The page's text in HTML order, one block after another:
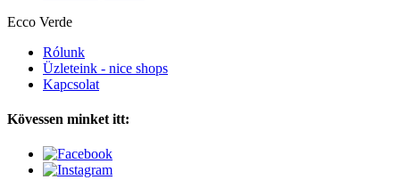
Ecco Verde
Rólunk
Üzleteink - nice shops
Kapcsolat
Kövessen minket itt: